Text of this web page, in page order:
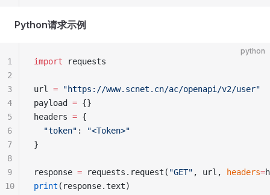
Python请求示例
python
import requests
url = "https://www.scnet.cn/ac/openapi/v2/user"
payload = {}
headers = {
  "token"
:
"<Token>"
}
response = requests.request( "GET" , url, headers=
print (response.text)
1
2
3
4
5
6
7
8
9
10